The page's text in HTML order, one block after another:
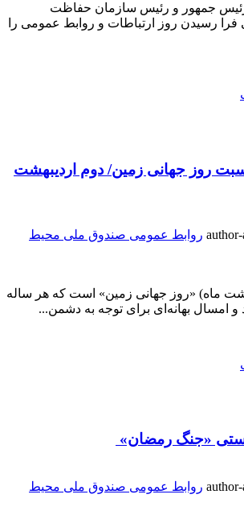
رئیس جمهور و رئیس سازمان حفاظت
رسیدن روز ارتباطات و روابط عمومی را
روز جهانی زمین/ دوم اردیبهشت
روابط عمومی صندوق ملی محیط
ماه) «روز جهانی زمین» است که هر ساله
امسال بهانه‌ای برای توجه به دشمن...
«جنگ رمضان»
روابط عمومی صندوق ملی محیط